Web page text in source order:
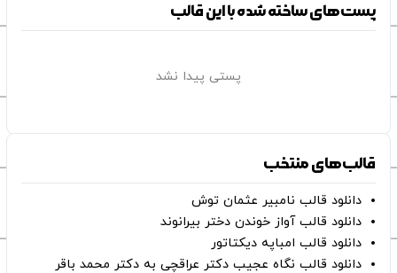
پست‌های ساخته شده با این قالب
پستی پیدا نشد
قالب‌های منتخب
دانلود قالب نامبیر عثمان ‌توش
دانلود قالب آواز خوندن دختر بیرانوند
دانلود قالب امباپه دیکتاتور
دانلود قالب نگاه عجیب دکتر عراقچی به دکتر محمد باقر